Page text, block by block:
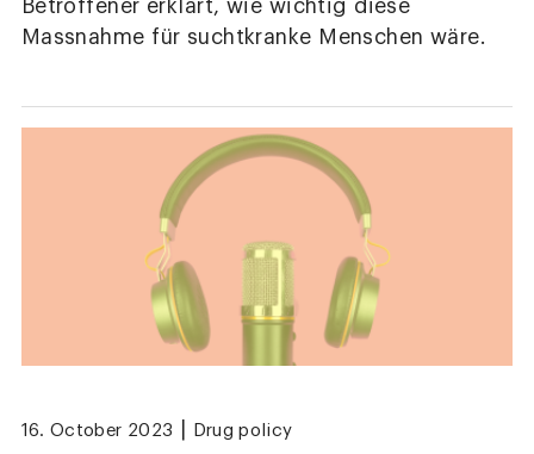
Betroffener erklärt, wie wichtig diese
Massnahme für suchtkranke Menschen wäre.
16. October 2023 Drug policy